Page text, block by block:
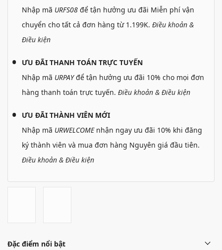
Nhập mã URFS08 để tận hưởng ưu đãi Miễn phí vận
chuyển cho tất cả đơn hàng từ 1.199K. Điều khoản &
Điều kiện
ƯU ĐÃI THANH TOÁN TRỰC TUYẾN
Nhập mã URPAYđể tận hưởng ưu đãi 10% cho mọi đơn
hàng thanh toán trực tuyến. Điều khoản & Điều kiện
ƯU ĐÃI THÀNH VIÊN MỚI
Nhập mã URWELCOMEnhận ngay ưu đãi 10% khi đăng
ký thành viên và mua đơn hàng Nguyên giá đầu tiên.
Điều khoản & Điều kiện
Đặc điểm nổi bật